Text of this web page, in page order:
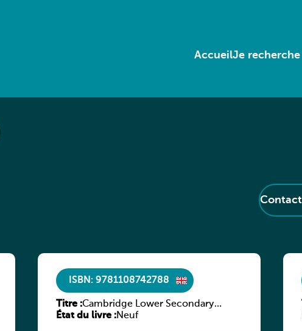
AccueilJe
ISBN: 9781108742788
Titre :Cambridge Lower Secondary
Science Learner’s Book with Digital
État du livre :Neuf